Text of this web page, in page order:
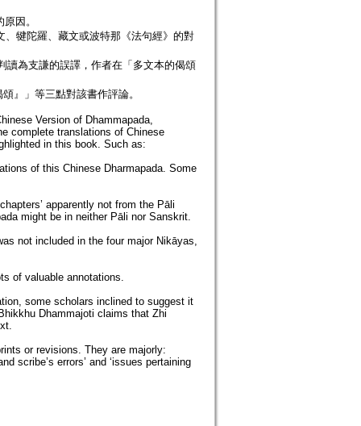
因。
犍陀羅、藏文或波特那《法句經》的對
讀為支謙的誤譯，作者在「多文本的偈頌
』」等三點對該書作評論。
Version of Dhammapada,
complete translations of Chinese
in this book. Such as:
of this Chinese Dharmapada. Some
apparently not from the Pāli
might be in neither Pāli nor Sanskrit.
not included in the four major Nikāyas,
of valuable annotations.
some scholars inclined to suggest it
Dhammajoti claims that Zhi
or revisions. They are majorly:
scribe’s errors’ and ‘issues pertaining